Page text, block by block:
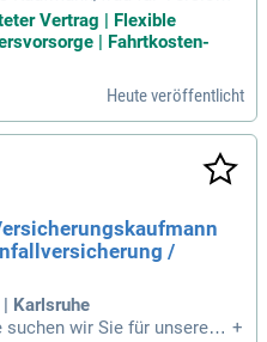
Versicherungsfachfrau
in einer vergleichbare
Produkte und Bedingungen
Vertrag | Flexible
| Fahrtkosten-
Heute veröffentlicht
/
Karlsruhe
wir Sie für unseren
+